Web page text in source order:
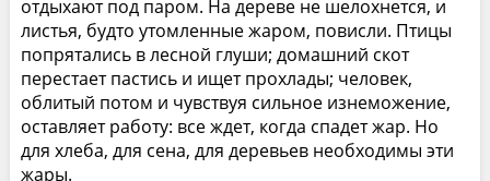
отдыхают под паром. На дереве не шелохнется, и
листья, будто утомленные жаром, повисли. Птицы
попрятались в лесной глуши; домашний скот
перестает пастись и ищет прохлады; человек,
облитый потом и чувствуя сильное изнеможение,
оставляет работу: все ждет, когда спадет жар. Но
для хлеба, для сена, для деревьев необходимы эти
жары.